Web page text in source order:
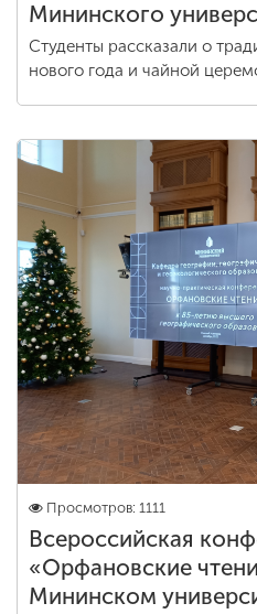
Мининского
Студенты рассказали о
нового года и чайной
Просмотров: 1111
Всероссийская
«Орфановские
Мининском